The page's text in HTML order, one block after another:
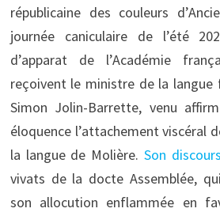
républicaine des couleurs
journée caniculaire de l’été
d’apparat de l’Académie
reçoivent le ministre de la langue
Simon Jolin-Barrette, venu
éloquence l’attachement viscéral
la langue de Molière.Son discours
vivats de la docte Assemblée,
son allocution enflammée en